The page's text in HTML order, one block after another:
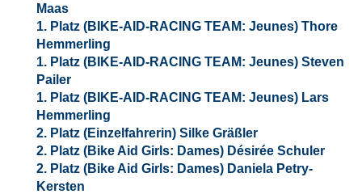
Maas
1. Platz (BIKE-AID-RACING TEAM: Jeunes) Thore
Hemmerling
1. Platz (BIKE-AID-RACING TEAM: Jeunes) Steven
Pailer
1. Platz (BIKE-AID-RACING TEAM: Jeunes) Lars
Hemmerling
2. Platz (Einzelfahrerin) Silke Gräßler
2. Platz (Bike Aid Girls: Dames) Désirée Schuler
2. Platz (Bike Aid Girls: Dames) Daniela Petry-
Kersten